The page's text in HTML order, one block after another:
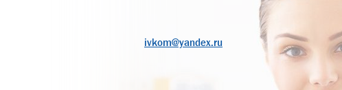
ivkom@yandex.ru